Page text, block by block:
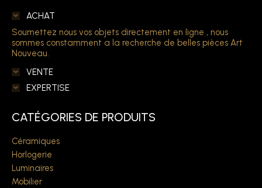
ACHAT
Soumettez nous vos objets directement en ligne , nous
sommes constamment a la recherche de belles pièces Art
Nouveau.
VENTE
EXPERTISE
CATÉGORIES DE PRODUITS
Céramiques
Horlogerie
Luminaires
Mobilier